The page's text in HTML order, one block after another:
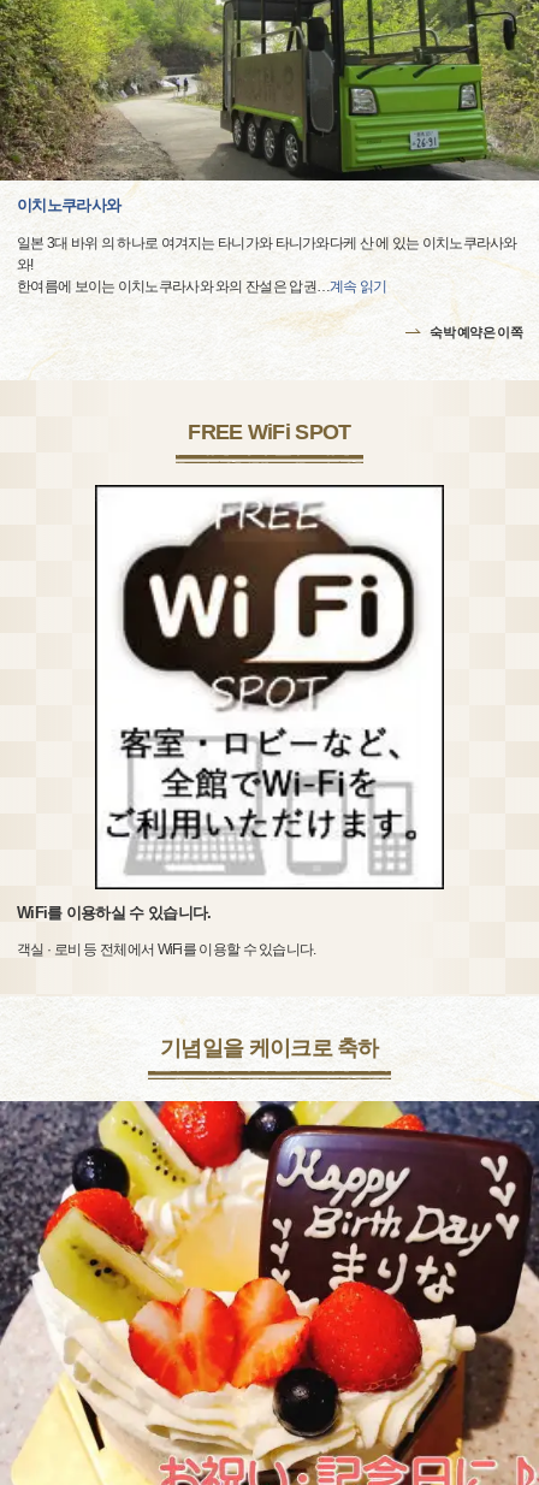
이치노쿠라사와
일본 3대 바위 의 하나로 여겨지는 타니가와 타니가와다케 산 에 있는 이치노쿠라사와
와!
한여름에 보이는 이치노쿠라사와 와의 잔설은 압권…계속 읽기
숙박 예약은 이쪽
FREE WiFi SPOT
WiFi를 이용하실 수 있습니다.
객실 · 로비 등 전체에서 WiFi를 이용할 수 있습니다.
기념일을 케이크로 축하